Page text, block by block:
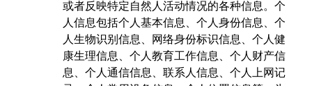
或者反映特定自然人活动情况的各种信息。个
人信息包括个人基本信息、个人身份信息、个
人生物识别信息、网络身份标识信息、个人健
康生理信息、个人教育工作信息、个人财产信
息、个人通信信息、联系人信息、个人上网记